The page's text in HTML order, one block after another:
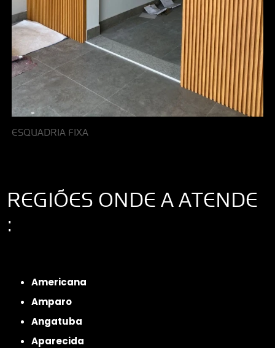
ESQUADRIA FIXA
REGIÕES ONDE A ATENDE
:
Americana
Amparo
Angatuba
Aparecida